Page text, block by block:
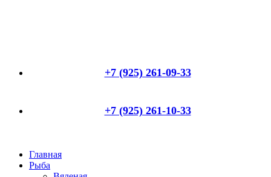
+7 (925) 261-09-33
+7 (925) 261-10-33
Главная
Рыба